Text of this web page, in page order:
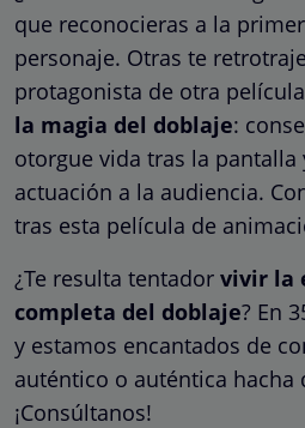
que reconocieras a la
personaje. Otras te
protagonista de otra
la magia del doblaje:
otorgue vida tras la pantalla
actuación a la audiencia.
tras esta película de
¿Te resulta tentador vivir la
completa del doblaje? En
y estamos encantados de
auténtico o auténtica hacha
¡Consúltanos!